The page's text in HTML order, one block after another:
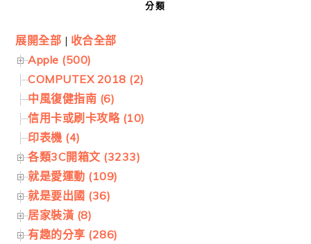
分類
展開全部 | 收合全部
Apple (500)
COMPUTEX 2018 (2)
中風復健指南 (6)
信用卡或刷卡攻略 (10)
印表機 (4)
各類3C開箱文 (3233)
就是愛運動 (109)
就是要出國 (36)
居家裝潢 (8)
有趣的分享 (286)